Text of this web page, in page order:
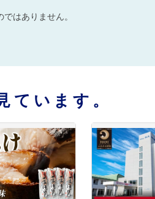
はありません。
ています。